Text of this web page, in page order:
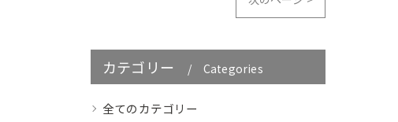
カテゴリー Categories
全てのカテゴリー